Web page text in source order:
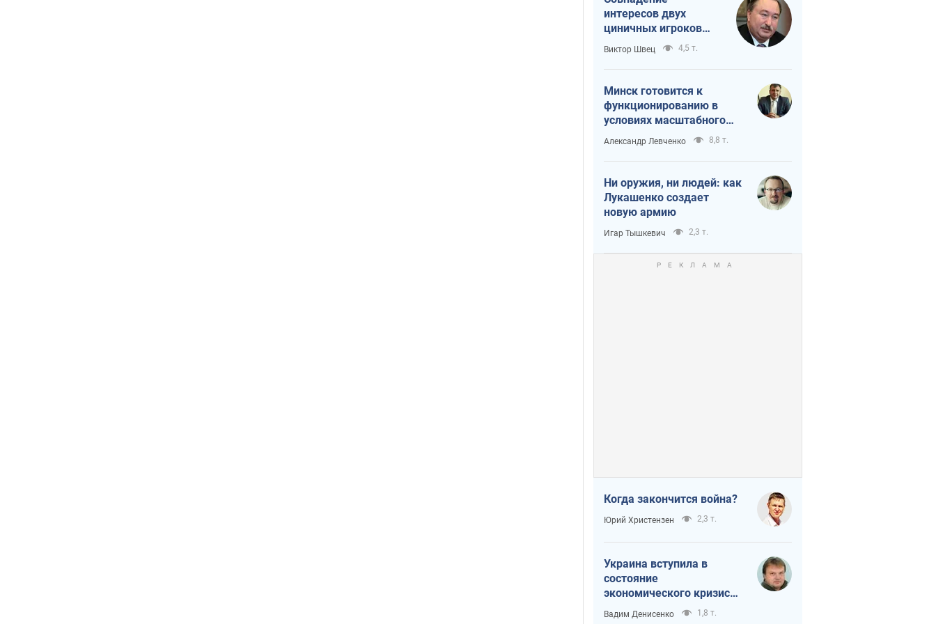
интересов двух
циничных игроков
или тайный план
Трампа и Путина?
Виктор Швец 4,5 т.
Минск готовится к
функционированию в
условиях масштабного
военного кризиса
Александр Левченко 8,8 т.
Ни оружия, ни людей: как
Лукашенко создает
новую армию
Игар Тышкевич 2,3 т.
Когда закончится война?
Юрий Христензен 2,3 т.
Украина вступила в
состояние
экономического кризиса.
Есть ли свет в конце
Вадим Денисенко 1,8 т.